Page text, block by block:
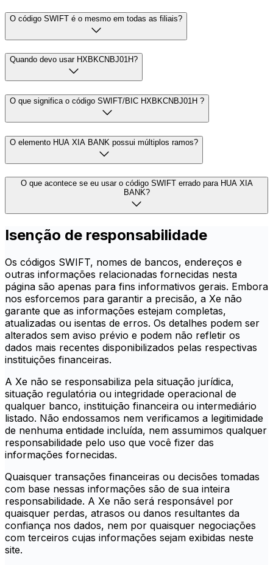
O código SWIFT é o mesmo em todas as filiais?
Quando devo usar HXBKCNBJ01H?
O que significa o código SWIFT/BIC HXBKCNBJ01H ?
O elemento HUA XIA BANK possui múltiplos ramos?
O que acontece se eu usar o código SWIFT errado para HUA XIA
BANK?
Isenção de responsabilidade
Os códigos SWIFT, nomes de bancos, endereços e
outras informações relacionadas fornecidas nesta
página são apenas para fins informativos gerais. Embora
nos esforcemos para garantir a precisão, a Xe não
garante que as informações estejam completas,
atualizadas ou isentas de erros. Os detalhes podem ser
alterados sem aviso prévio e podem não refletir os
dados mais recentes disponibilizados pelas respectivas
instituições financeiras.
A Xe não se responsabiliza pela situação jurídica,
situação regulatória ou integridade operacional de
qualquer banco, instituição financeira ou intermediário
listado. Não endossamos nem verificamos a legitimidade
de nenhuma entidade incluída, nem assumimos qualquer
responsabilidade pelo uso que você fizer das
informações fornecidas.
Quaisquer transações financeiras ou decisões tomadas
com base nessas informações são de sua inteira
responsabilidade. A Xe não será responsável por
quaisquer perdas, atrasos ou danos resultantes da
confiança nos dados, nem por quaisquer negociações
com terceiros cujas informações sejam exibidas neste
site.